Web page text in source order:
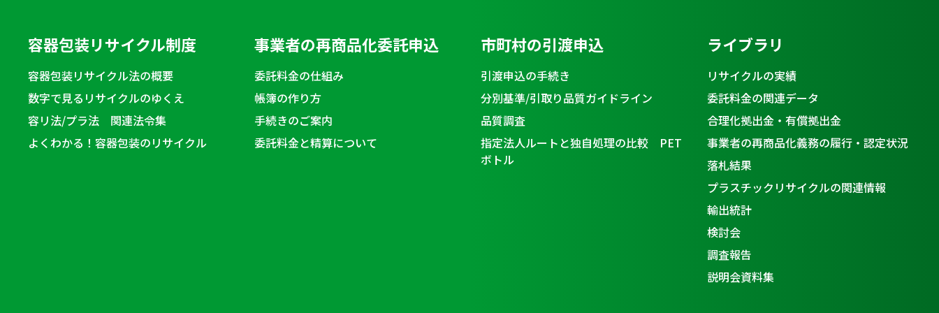
容器包装リサイクル制度
容器包装リサイクル法の概要
数字で見るリサイクルのゆくえ
容リ法/プラ法 関連法令集
よくわかる！容器包装のリサイクル
事業者の再商品化委託申込
委託料金の仕組み
帳簿の作り方
手続きのご案内
委託料金と精算について
市町村の引渡申込
引渡申込の手続き
分別基準/引取り品質ガイドライン
品質調査
指定法人ルートと独自処理の比較 PET
ボトル
ライブラリ
リサイクルの実績
委託料金の関連データ
合理化拠出金・有償拠出金
事業者の再商品化義務の履行・認定状況
落札結果
プラスチックリサイクルの関連情報
輸出統計
検討会
調査報告
説明会資料集